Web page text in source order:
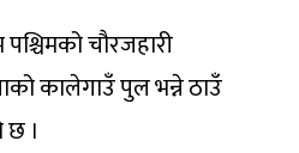
चौरजहारी
कालेगाउँ पुल भन्ने ठाउँ
।